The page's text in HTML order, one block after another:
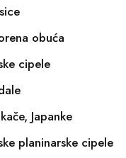
obuća
cipele
Japanke
planinarske cipele